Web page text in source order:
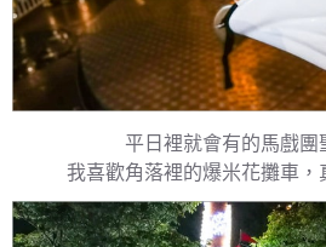
平日裡就會有的馬戲團
我喜歡角落裡的爆米花攤車，